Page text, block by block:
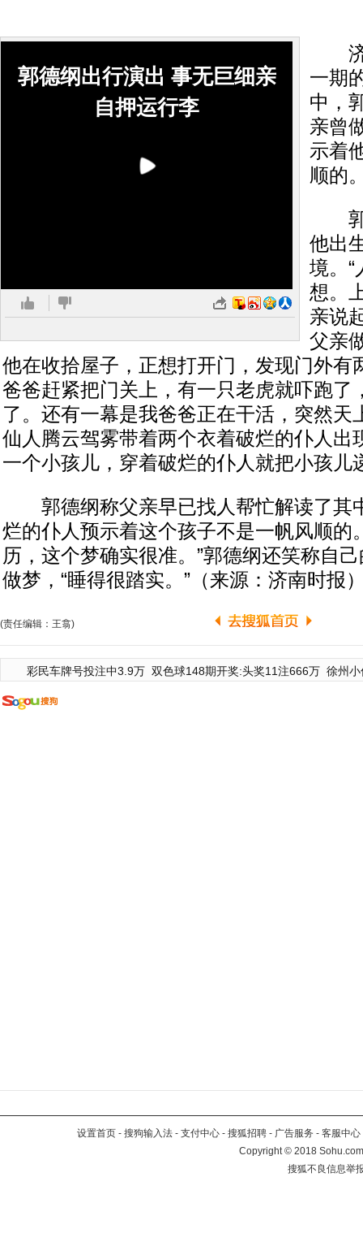
郭德纲出行演出 事无巨细亲
自押运行李
济
一期
中，
亲曾
示着
顺的
郭
他出
境。“
想。
亲说
父亲
他在收拾屋子，正想打开门，发现门外有
爸爸赶紧把门关上，有一只老虎就吓跑了
了。还有一幕是我爸爸正在干活，突然天
仙人腾云驾雾带着两个衣着破烂的仆人出
一个小孩儿，穿着破烂的仆人就把小孩儿
郭德纲称父亲早已找人帮忙解读了其
烂的仆人预示着这个孩子不是一帆风顺的
历，这个梦确实很准。”郭德纲还笑称自
做梦，“睡得很踏实。”（来源：济南时报
(责任编辑：王翕)
彩民车牌号投注中3.9万 双色球148期开奖:头奖11注666万 徐州
设置首页 - 搜狗输入法 - 支付中心 - 搜狐招聘 - 广告服务 - 客服中心
Copyright©2018
搜狐不良信息举